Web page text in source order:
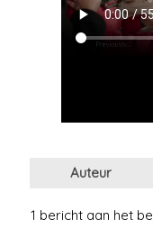
Auteur
1 bericht aan het